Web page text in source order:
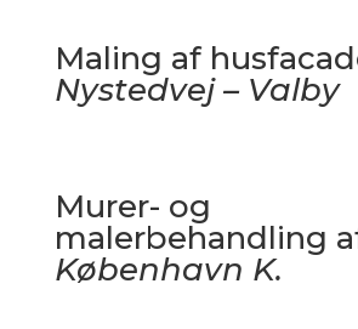
Maling af
Nystedvej – Valby
Murer- og
malerbehandling
København K.